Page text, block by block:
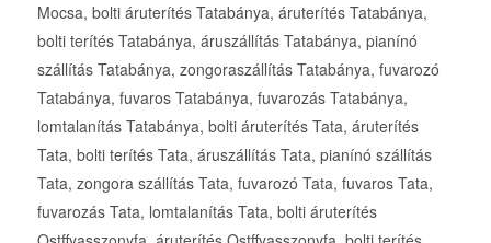
Mocsa, bolti áruterítés Tatabánya, áruterítés Tatabánya,
bolti terítés Tatabánya, áruszállítás Tatabánya, pianínó
szállítás Tatabánya, zongoraszállítás Tatabánya, fuvarozó
Tatabánya, fuvaros Tatabánya, fuvarozás Tatabánya,
lomtalanítás Tatabánya, bolti áruterítés Tata, áruterítés
Tata, bolti terítés Tata, áruszállítás Tata, pianínó szállítás
Tata, zongora szállítás Tata, fuvarozó Tata, fuvaros Tata,
fuvarozás Tata, lomtalanítás Tata, bolti áruterítés